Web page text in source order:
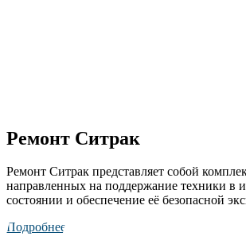
Ремонт Ситрак
Ремонт Ситрак представляет собой
направленных на поддержание техники в
состоянии и обеспечение её безопасной
Подробнее